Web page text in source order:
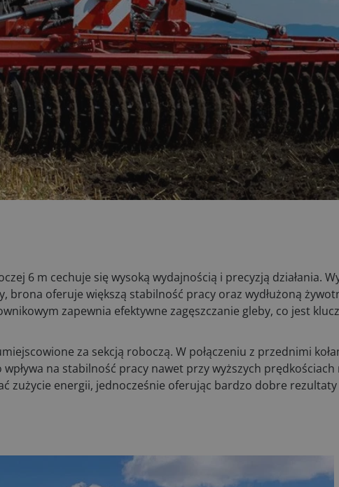
6 m cechuje się wysoką wydajnością i precyzją działania.
brona oferuje większą stabilność pracy oraz wydłużoną
zapewnia efektywne zagęszczanie gleby, co jest
za sekcją roboczą. W połączeniu z przednimi
na stabilność pracy nawet przy wyższych prędkościach
zużycie energii, jednocześnie oferując bardzo dobre rezultaty